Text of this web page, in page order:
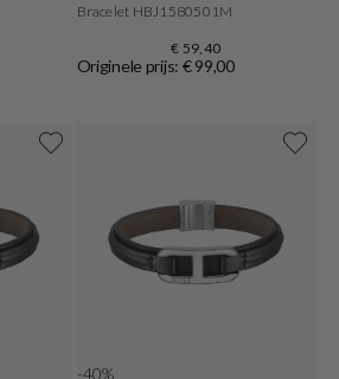
Bracelet HBJ1580501M
€ 59,40
Originele prijs: € 99,00
-40%